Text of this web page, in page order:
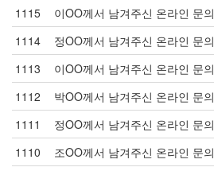
1115
이OO께서 남겨주신 온라인 문의
1114
정OO께서 남겨주신 온라인 문의
1113
이OO께서 남겨주신 온라인 문의
1112
박OO께서 남겨주신 온라인 문의
1111
정OO께서 남겨주신 온라인 문의
1110
조OO께서 남겨주신 온라인 문의